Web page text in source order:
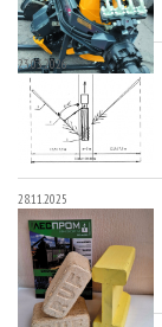
23.03.2026
28.11.2025